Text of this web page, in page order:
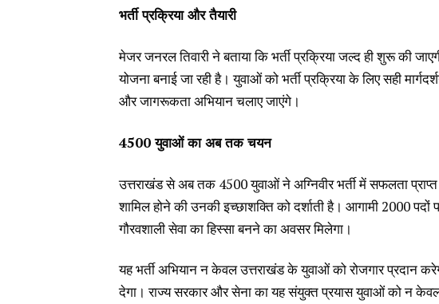
भर्ती प्रक्रिया और तैयारी
मेजर जनरल तिवारी ने बताया कि भर्ती प्रक्रिया जल्द ही शुरू की
योजना बनाई जा रही है। युवाओं को भर्ती प्रक्रिया के लिए सही
और जागरूकता अभियान चलाए जाएंगे।
4500 युवाओं का अब तक चयन
उत्तराखंड से अब तक 4500 युवाओं ने अग्निवीर भर्ती में सफलता
शामिल होने की उनकी इच्छाशक्ति को दर्शाती है। आगामी 2000
गौरवशाली सेवा का हिस्सा बनने का अवसर मिलेगा।
यह भर्ती अभियान न केवल उत्तराखंड के युवाओं को रोजगार प्रदान
देगा। राज्य सरकार और सेना का यह संयुक्त प्रयास युवाओं को न